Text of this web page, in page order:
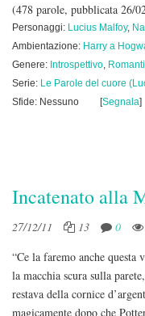
(478 parole, pubblicata 26/
Personaggi: Lucius Malfoy,
Ambientazione: Harry a
Genere: Introspettivo,
Serie: Le Parole del cuore
Sfide: Nessuno
[Segnala]
Incatenato alla
27/12/11 13 0
“Ce la faremo anche
la macchia scura sulla
restava della cornice
magicamente dopo che